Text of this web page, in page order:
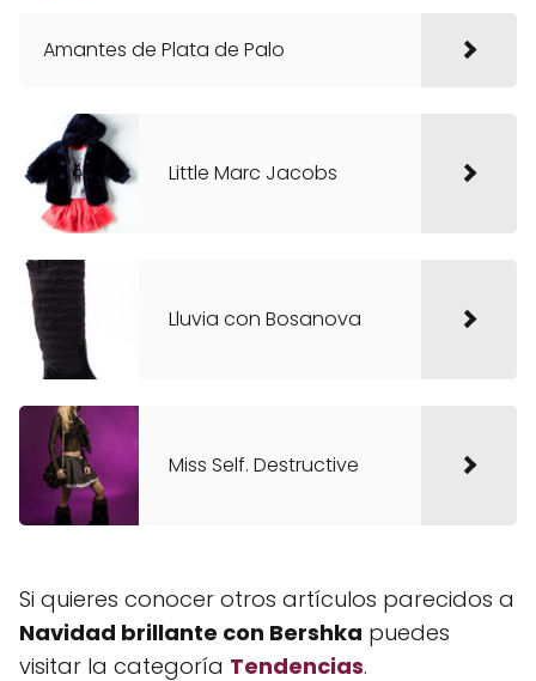
Amantes de Plata de Palo
Little Marc Jacobs
Lluvia con Bosanova
Miss Self. Destructive
Si quieres conocer otros artículos parecidos a
Navidad brillante con Bershka puedes
visitar la categoría Tendencias.